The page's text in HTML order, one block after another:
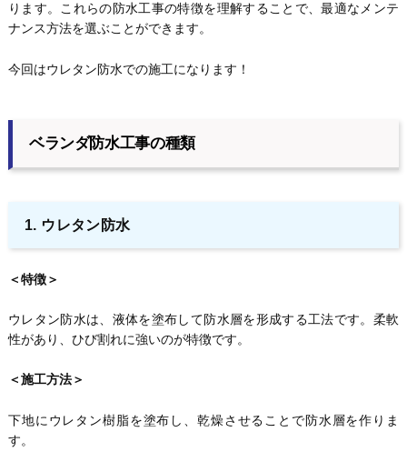
ります。これらの防水工事の特徴を理解することで、最適なメンテ
ナンス方法を選ぶことができます。
今回はウレタン防水での施工になります！
ベランダ防水工事の種類
1. ウレタン防水
＜特徴＞
ウレタン防水は、液体を塗布して防水層を形成する工法です。柔軟
性があり、ひび割れに強いのが特徴です。
＜施工方法＞
下地にウレタン樹脂を塗布し、乾燥させることで防水層を作りま
す。